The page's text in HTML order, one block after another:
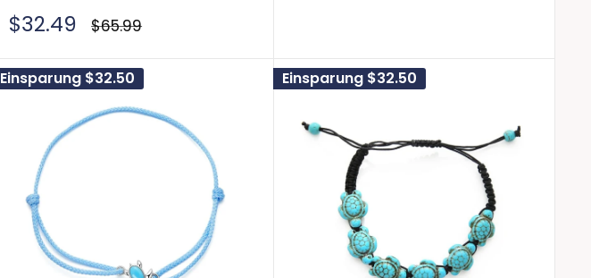
Sonderpreis
$32.49 Normalpreis
$65.99
Einsparung $32.50 Einsparung $32.50